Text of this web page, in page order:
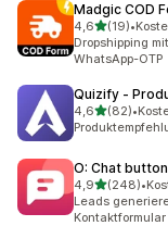
Madgic COD
4,6von 5
(19)
19 •
Dropshipping
WhatsApp-OTP
Quizify ‑
4,6von 5
(82)
82 •
O: Chat
4,9von 5(248)
248 •
Leads
Kontaktformular